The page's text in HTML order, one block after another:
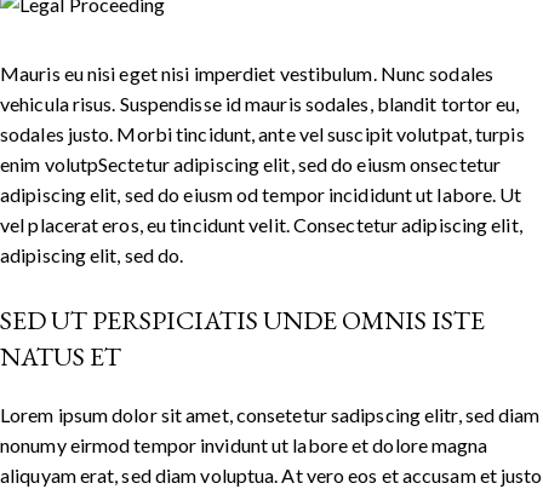
Mauris eu nisi eget nisi imperdiet vestibulum. Nunc sodales
vehicula risus. Suspendisse id mauris sodales, blandit tortor eu,
sodales justo. Morbi tincidunt, ante vel suscipit volutpat, turpis
enim volutpSectetur adipiscing elit, sed do eiusm onsectetur
adipiscing elit, sed do eiusm od tempor incididunt ut labore. Ut
vel placerat eros, eu tincidunt velit. Consectetur adipiscing elit,
adipiscing elit, sed do.
SED UT PERSPICIATIS UNDE OMNIS ISTE
NATUS ET
Lorem ipsum dolor sit amet, consetetur sadipscing elitr, sed diam
nonumy eirmod tempor invidunt ut labore et dolore magna
aliquyam erat, sed diam voluptua. At vero eos et accusam et justo